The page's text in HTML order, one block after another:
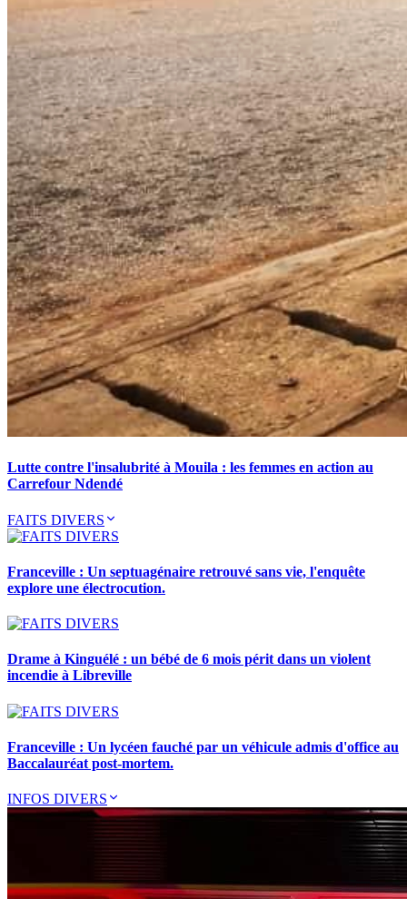
Lutte contre l'insalubrité à Mouila : les femmes en action au
Carrefour Ndendé
FAITS DIVERS
Franceville : Un septuagénaire retrouvé sans vie, l'enquête
explore une électrocution.
Drame à Kinguélé : un bébé de 6 mois périt dans un violent
incendie à Libreville
Franceville : Un lycéen fauché par un véhicule admis d'office au
Baccalauréat post-mortem.
INFOS DIVERS